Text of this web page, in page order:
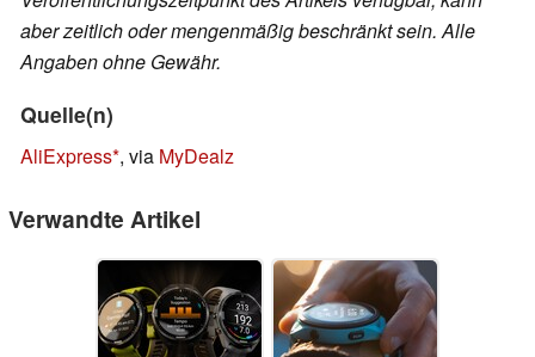
aber zeitlich oder mengenmäßig beschränkt sein. Alle
Angaben ohne Gewähr.
Quelle(n)
AliExpress , via MyDealz
Verwandte Artikel